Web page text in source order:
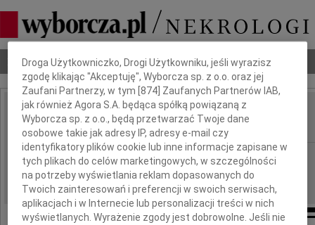
Nekrologi Odeszli Poradnik pogrzebowy
IMIĘ I NAZWISKO: Janusz Grzesiczak
REGION: Wrocław
DATA EMISJI: 07.11.2023
Dbamy o Twoją prywatność
Droga Użytkowniczko, Drogi Użytkowniku, jeśli wyrazisz
zgodę klikając "Akceptuję", Wyborcza sp. z o.o. oraz jej
Zaufani Partnerzy, w tym [874 ] Zaufanych Partnerów IAB,
jak również Agora S.A. będąca spółką powiązaną z
Wyborcza sp. z o.o., będą przetwarzać Twoje dane
osobowe takie jak adresy IP, adresy e-mail czy
identyfikatory plików cookie lub inne informacje zapisane w
tych plikach do celów marketingowych, w szczególności
na potrzeby wyświetlania reklam dopasowanych do
Twoich zainteresowań i preferencji w swoich serwisach,
aplikacjach i w Internecie lub personalizacji treści w nich
wyświetlanych. Wyrażenie zgody jest dobrowolne. Jeśli nie